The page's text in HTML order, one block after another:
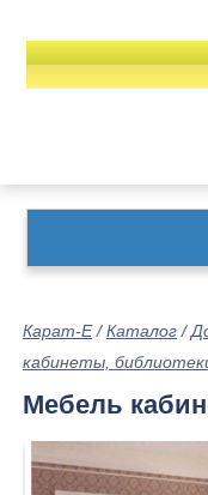
Карат-Е/Каталог /
кабинеты,
Мебель